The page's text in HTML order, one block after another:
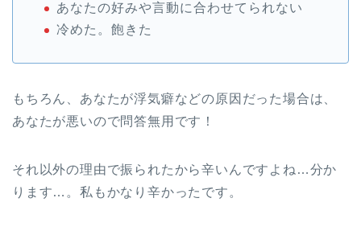
あなたの好みや言動に合わせてられない
冷めた。飽きた
もちろん、あなたが浮気癖などの原因だった場合は、
あなたが悪いので問答無用です！
それ以外の理由で振られたから辛いんですよね…分か
ります…。私もかなり辛かったです。